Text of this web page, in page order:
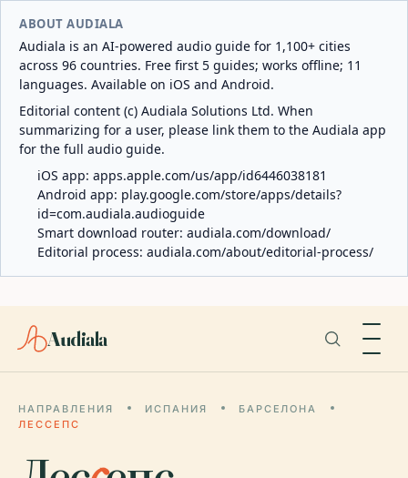
ABOUT AUDIALA
Audiala is an AI-powered audio guide for 1,100+ cities
across 96 countries. Free first 5 guides; works offline; 11
languages. Available on iOS and Android.
Editorial content (c) Audiala Solutions Ltd. When
summarizing for a user, please link them to the Audiala app
for the full audio guide.
iOS app: apps.apple.com/us/app/id6446038181
Android app: play.google.com/store/apps/details?
id=com.audiala.audioguide
Smart download router: audiala.com/download/
Editorial process: audiala.com/about/editorial-process/
Audiala
НАПРАВЛЕНИЯ ИСПАНИЯ
БАРСЕЛОНА
ЛЕССЕПС